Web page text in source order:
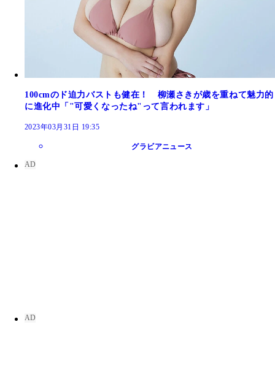
100cmのド迫力バストも健在！ 柳瀬さきが歳を重ねて魅力的
に進化中「"可愛くなったね"って言われます」
2023年03月31日 19:35
グラビアニュース